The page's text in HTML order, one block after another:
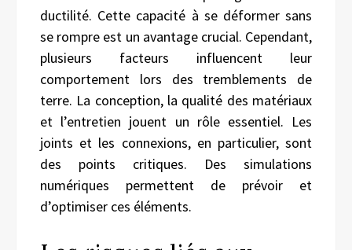
ductilité. Cette capacité à se déformer sans
se rompre est un avantage crucial. Cependant,
plusieurs facteurs influencent leur
comportement lors des tremblements de
terre. La conception, la qualité des matériaux
et l’entretien jouent un rôle essentiel. Les
joints et les connexions, en particulier, sont
des points critiques. Des simulations
numériques permettent de prévoir et
d’optimiser ces éléments.